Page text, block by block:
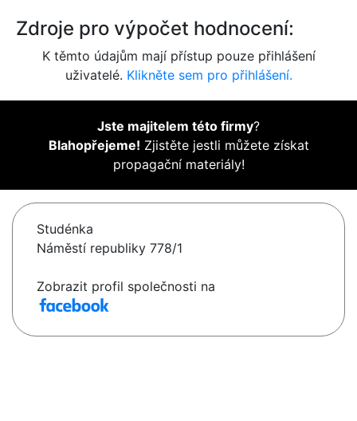
Zdroje pro výpočet hodnocení:
K těmto údajům mají přístup pouze přihlášení
uživatelé. Klikněte sem pro přihlášení.
Jste majitelem této firmy?
Blahopřejeme! Zjistěte jestli můžete získat
propagační materiály!
Studénka
Náměstí republiky 778/1
Zobrazit profil společnosti na